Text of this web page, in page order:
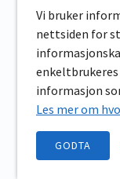
Vi bruker
nettsiden for
informasjon
Les mer om
GODTA